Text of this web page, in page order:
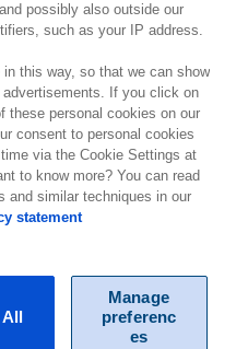
possibly also outside our
such as your IP address.
this way, so that we can show
If you click on
these personal cookies on our
consent to personal cookies
via the Cookie Settings at
to know more? You can read
and similar techniques in our
statement
Manage
preferenc
es
All